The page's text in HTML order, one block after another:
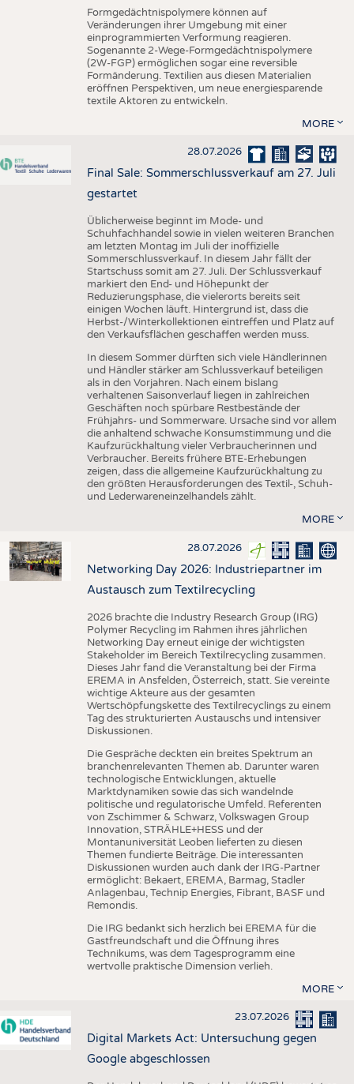
Formgedächtnispolymere können auf
Veränderungen ihrer Umgebung mit einer
einprogrammierten Verformung reagieren.
Sogenannte 2-Wege-Formgedächtnispolymere
(2W-FGP) ermöglichen sogar eine reversible
Formänderung. Textilien aus diesen Materialien
eröffnen Perspektiven, um neue energiesparende
textile Aktoren zu entwickeln.
MORE
28.07.2026
Final Sale: Sommerschlussverkauf am 27. Juli
gestartet
Üblicherweise beginnt im Mode- und
Schuhfachhandel sowie in vielen weiteren Branchen
am letzten Montag im Juli der inoffizielle
Sommerschlussverkauf. In diesem Jahr fällt der
Startschuss somit am 27. Juli. Der Schlussverkauf
markiert den End- und Höhepunkt der
Reduzierungsphase, die vielerorts bereits seit
einigen Wochen läuft. Hintergrund ist, dass die
Herbst-/Winterkollektionen eintreffen und Platz auf
den Verkaufsflächen geschaffen werden muss.
In diesem Sommer dürften sich viele Händlerinnen
und Händler stärker am Schlussverkauf beteiligen
als in den Vorjahren. Nach einem bislang
verhaltenen Saisonverlauf liegen in zahlreichen
Geschäften noch spürbare Restbestände der
Frühjahrs- und Sommerware. Ursache sind vor allem
die anhaltend schwache Konsumstimmung und die
Kaufzurückhaltung vieler Verbraucherinnen und
Verbraucher. Bereits frühere BTE-Erhebungen
zeigen, dass die allgemeine Kaufzurückhaltung zu
den größten Herausforderungen des Textil-, Schuh-
und Lederwareneinzelhandels zählt.
MORE
28.07.2026
Networking Day 2026: Industriepartner im
Austausch zum Textilrecycling
2026 brachte die Industry Research Group (IRG)
Polymer Recycling im Rahmen ihres jährlichen
Networking Day erneut einige der wichtigsten
Stakeholder im Bereich Textilrecycling zusammen.
Dieses Jahr fand die Veranstaltung bei der Firma
EREMA in Ansfelden, Österreich, statt. Sie vereinte
wichtige Akteure aus der gesamten
Wertschöpfungskette des Textilrecyclings zu einem
Tag des strukturierten Austauschs und intensiver
Diskussionen.
Die Gespräche deckten ein breites Spektrum an
branchenrelevanten Themen ab. Darunter waren
technologische Entwicklungen, aktuelle
Marktdynamiken sowie das sich wandelnde
politische und regulatorische Umfeld. Referenten
von Zschimmer & Schwarz, Volkswagen Group
Innovation, STRÄHLE+HESS und der
Montanuniversität Leoben lieferten zu diesen
Themen fundierte Beiträge. Die interessanten
Diskussionen wurden auch dank der IRG-Partner
ermöglicht: Bekaert, EREMA, Barmag, Stadler
Anlagenbau, Technip Energies, Fibrant, BASF und
Remondis.
Die IRG bedankt sich herzlich bei EREMA für die
Gastfreundschaft und die Öffnung ihres
Technikums, was dem Tagesprogramm eine
wertvolle praktische Dimension verlieh.
MORE
23.07.2026
Digital Markets Act: Untersuchung gegen
Google abgeschlossen